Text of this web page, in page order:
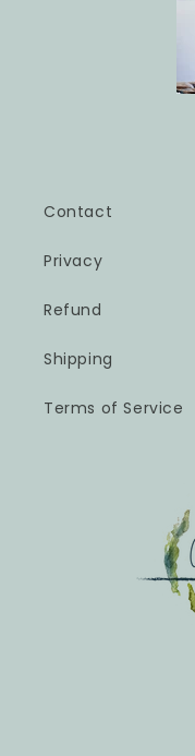
Contact
Privacy
Refund
Shipping
Terms of Service